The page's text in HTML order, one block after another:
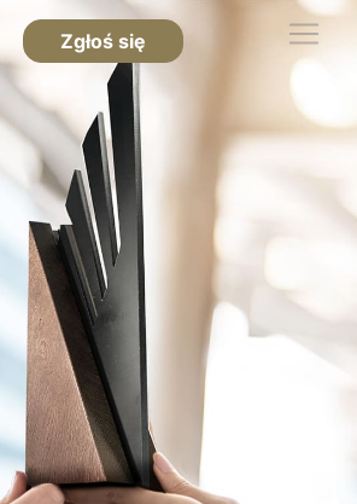
Zgłoś się